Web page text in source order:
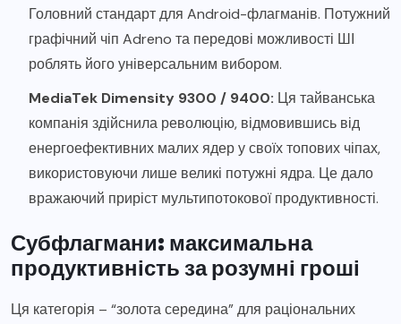
Головний стандарт для Android-флагманів. Потужний
графічний чіп Adreno та передові можливості ШІ
роблять його універсальним вибором.
MediaTek Dimensity 9300 / 9400: Ця тайванська
компанія здійснила революцію, відмовившись від
енергоефективних малих ядер у своїх топових чіпах,
використовуючи лише великі потужні ядра. Це дало
вражаючий приріст мультипотокової продуктивності.
Субфлагмани: максимальна
продуктивність за розумні гроші
Ця категорія – “золота середина” для раціональних